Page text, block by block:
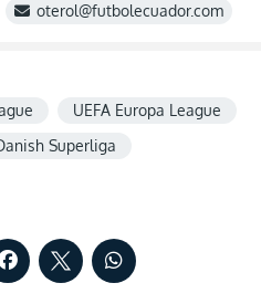
oterol@futbolecuador.com
UEFA Europa League
Superliga